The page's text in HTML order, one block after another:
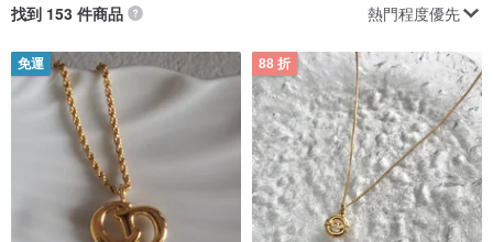
找到 153 件商品 熱門程度優先
免運 88 折